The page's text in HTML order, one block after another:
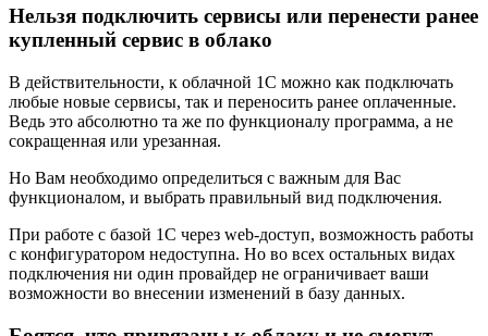
Нельзя подключить сервисы или перенести ранее
купленный сервис в облако
В действительности, к облачной 1С можно как подключать
любые новые сервисы, так и переносить ранее оплаченные.
Ведь это абсолютно та же по функционалу программа, а не
сокращенная или урезанная.
Но Вам необходимо определиться с важным для Вас
функционалом, и выбрать правильный вид подключения.
При работе с базой 1С через web-доступ, возможность работы
с конфигуратором недоступна. Но во всех остальных видах
подключения ни один провайдер не ограничивает ваши
возможности во внесении изменений в базу данных.